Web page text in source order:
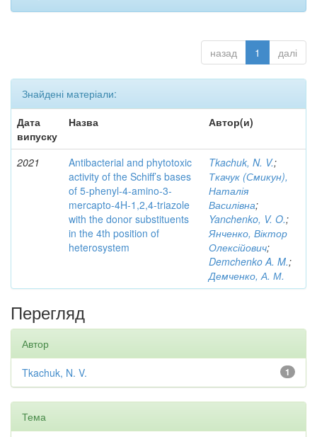
назад 1 далі
Знайдені матеріали:
Дата
випуску
Назва Автор(и)
2021
Antibacterial and phytotoxic
activity of the Schiff’s bases
of 5-phenyl-4-amino-3-
mercapto-4H-1,2,4-triazole
with the donor substituents
in the 4th position of
heterosystem
Tkachuk, N. V.;
Ткачук (Смикун),
Наталія
Василівна;
Yanchenko, V. O.;
Янченко, Віктор
Олексійович;
Demchenko A. M.;
Демченко, А. М.
Перегляд
Автор
1
Tkachuk, N. V.
Тема